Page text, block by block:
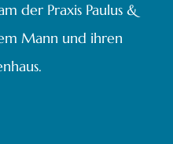
der Praxis Paulus &
Mann und ihren